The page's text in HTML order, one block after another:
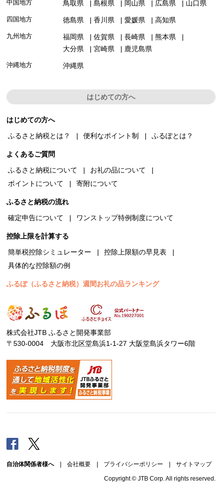
中国地方 鳥取県 島根県 岡山県 広島県 山口県
四国地方 徳島県 香川県 愛媛県 高知県
九州地方 福岡県 佐賀県 長崎県
熊本県
大分県
宮崎県 鹿児島県
沖縄地方 沖縄県
はじめての方へ
はじめての方へ
ふるさと納税とは？
便利なポイント制 ふるぽとは？
よくあるご質問
ふるさと納税について
お礼の品について
ポイントについて
寄附について
ふるさと納税の流れ
確定申告について
ワンストップ特例制度について
控除上限を計算する
簡単税控除シミュレーター
控除上限額の早見表
具体的な控除額の例
ふるぽ（ふるさと納税）週間お礼の品ランキング
株式会社JTB ふるさと開発事業部
〒530-0004 大阪市北区堂島浜1-1-27 大阪堂島浜タワー6階
Facebook
自治体関係者様へ| 会社概要 プライバシーポリシー サイトマップ
Copyright © JTB Corp. All rights reserved.